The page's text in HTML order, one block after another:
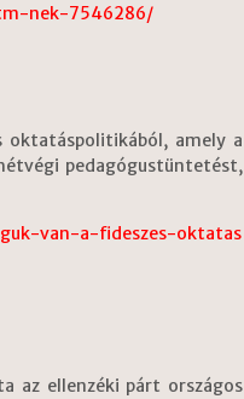
nek-7546286/
oktatáspolitikából, amely a
pedagógustüntetést,
van-a-fideszes-oktatas
az ellenzéki párt országos